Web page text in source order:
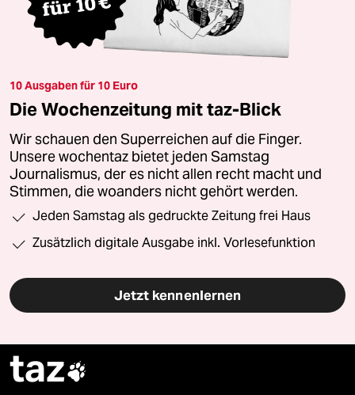
10 Ausgaben für 10 Euro
Die Wochenzeitung mit taz-Blick
Wir schauen den Superreichen auf die Finger.
Unsere wochentaz bietet jeden Samstag
Journalismus, der es nicht allen recht macht und
Stimmen, die woanders nicht gehört werden.
Jeden Samstag als gedruckte Zeitung frei Haus
Zusätzlich digitale Ausgabe inkl. Vorlesefunktion
Jetzt kennenlernen
taz